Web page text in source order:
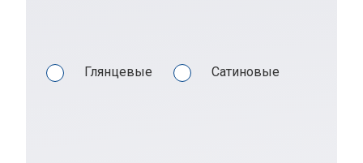
Глянцевые Сатиновые